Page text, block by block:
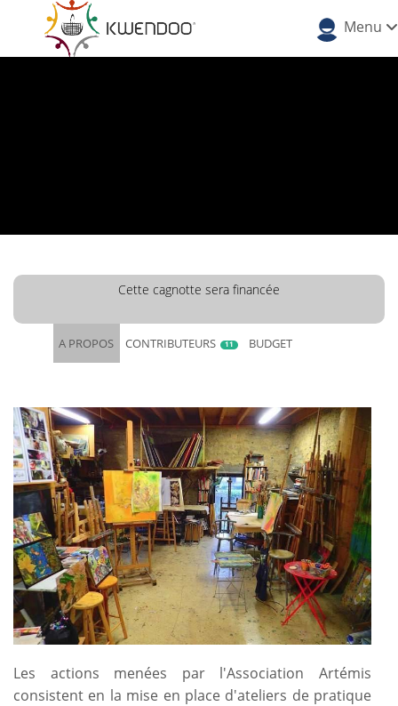
Menu
Cette cagnotte sera financée
A PROPOS CONTRIBUTEURS 11 BUDGET
Les actions menées par l'Association Artémis
consistent en la mise en place d'ateliers de pratique